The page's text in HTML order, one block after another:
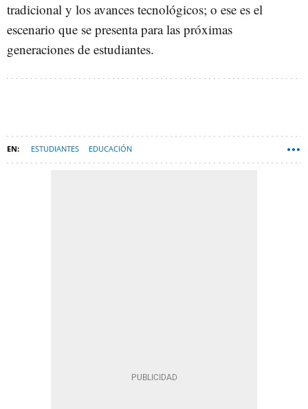
tradicional y los avances tecnológicos; o ese es el
escenario que se presenta para las próximas
generaciones de estudiantes.
ESTUDIANTES EDUCACIÓN